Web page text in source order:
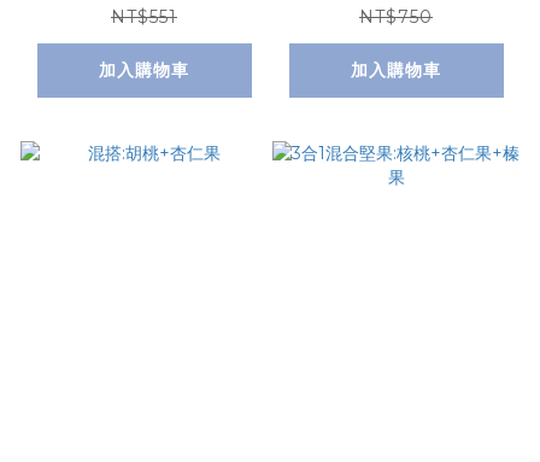
NT$551
加入購物車
NT$750
加入購物車